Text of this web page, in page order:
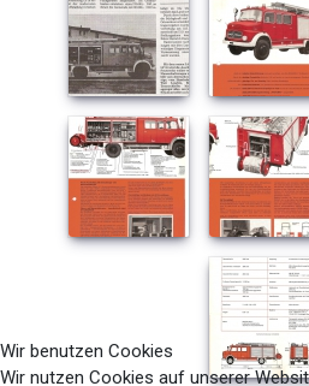
Wir benutzen Cookies
Wir nutzen Cookies auf unserer